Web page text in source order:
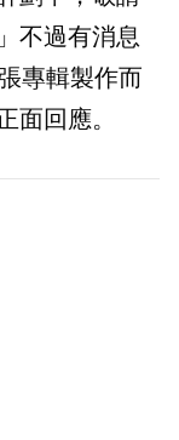
不過有消息
專輯製作而
面回應。